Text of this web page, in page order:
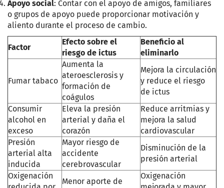
Apoyo social: Contar con el apoyo de amigos, familiares
o grupos de apoyo puede proporcionar motivación y
aliento durante el proceso de cambio.
Factor
Efecto sobre el
riesgo de ictus
Beneficio al
eliminarlo
Fumar tabaco
Aumenta la
ateroesclerosis y
formación de
coágulos
Mejora la circulación
y reduce el riesgo
de ictus
Consumir
alcohol en
exceso
Eleva la presión
arterial y daña el
corazón
Reduce arritmias y
mejora la salud
cardiovascular
Presión
arterial alta
inducida
Mayor riesgo de
accidente
cerebrovascular
Disminución de la
presión arterial
Oxigenación
Menor aporte de
Oxigenación